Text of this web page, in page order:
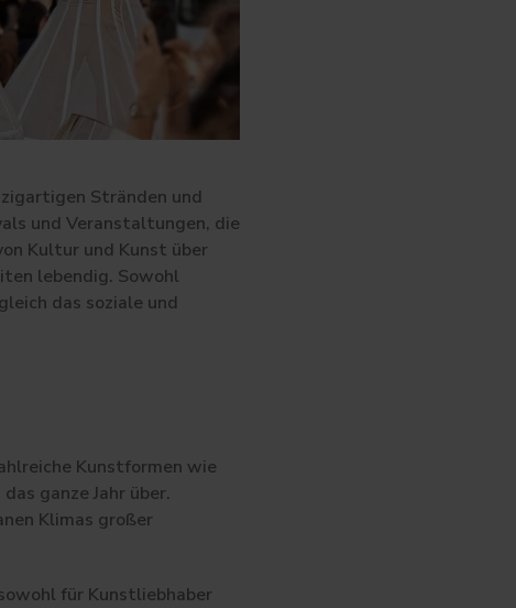
Stränden und
und Veranstaltungen, die
Kultur und Kunst über
lebendig. Sowohl
das soziale und
Kunstformen wie
ganze Jahr über.
Klimas großer
für Kunstliebhaber